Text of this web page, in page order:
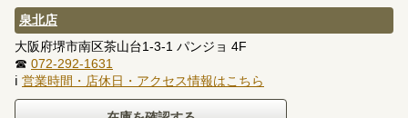
泉北店
大阪府堺市南区茶山台1-3-1 パンジョ 4F
☎ 072-292-1631
ℹ 営業時間・店休日・アクセス情報はこちら